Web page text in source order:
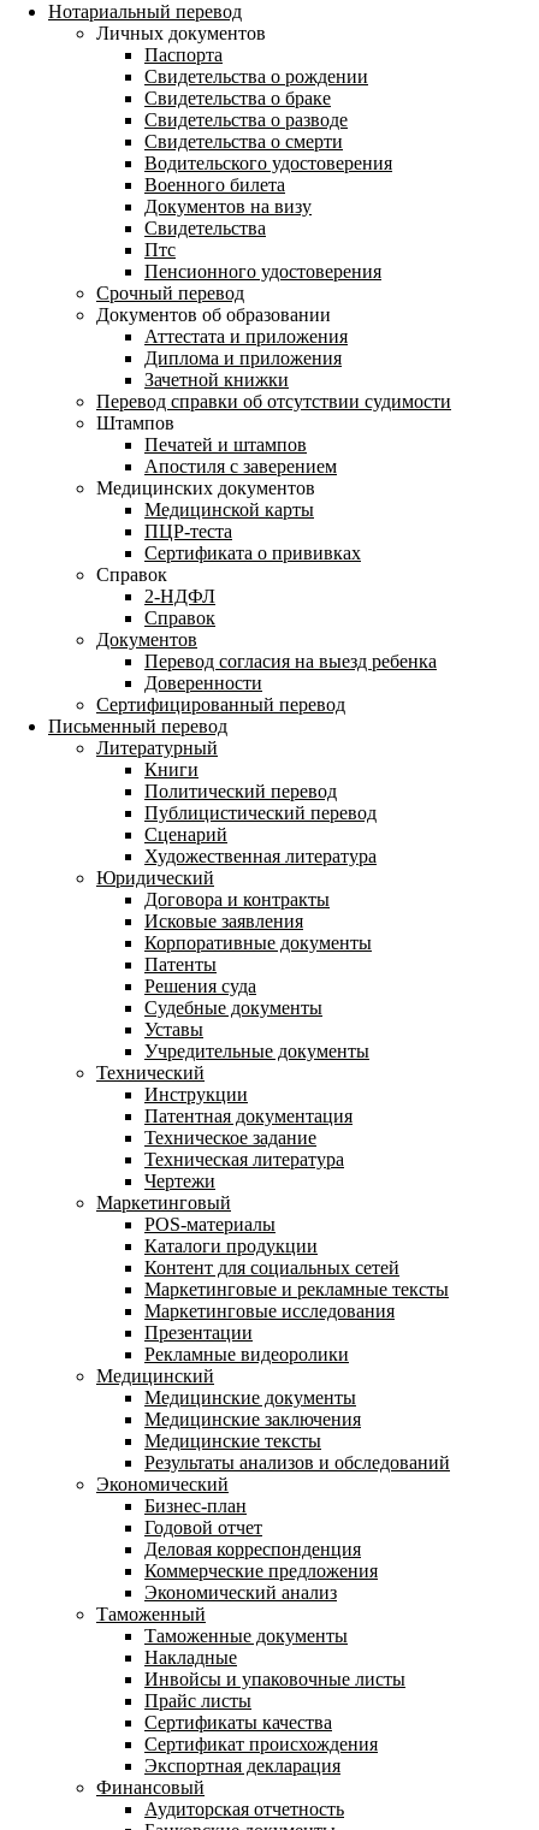
Нотариальный перевод
Личных документов
Паспорта
Свидетельства о рождении
Свидетельства о браке
Свидетельства о разводе
Свидетельства о смерти
Водительского удостоверения
Военного билета
Документов на визу
Свидетельства
Птс
Пенсионного удостоверения
Срочный перевод
Документов об образовании
Аттестата и приложения
Диплома и приложения
Зачетной книжки
Перевод справки об отсутствии судимости
Штампов
Печатей и штампов
Апостиля с заверением
Медицинских документов
Медицинской карты
ПЦР-теста
Сертификата о прививках
Справок
2-НДФЛ
Справок
Документов
Перевод согласия на выезд ребенка
Доверенности
Сертифицированный перевод
Письменный перевод
Литературный
Книги
Политический перевод
Публицистический перевод
Сценарий
Художественная литература
Юридический
Договора и контракты
Исковые заявления
Корпоративные документы
Патенты
Решения суда
Судебные документы
Уставы
Учредительные документы
Технический
Инструкции
Патентная документация
Техническое задание
Техническая литература
Чертежи
Маркетинговый
POS-материалы
Каталоги продукции
Контент для социальных сетей
Маркетинговые и рекламные тексты
Маркетинговые исследования
Презентации
Рекламные видеоролики
Медицинский
Медицинские документы
Медицинские заключения
Медицинские тексты
Результаты анализов и обследований
Экономический
Бизнес-план
Годовой отчет
Деловая корреспонденция
Коммерческие предложения
Экономический анализ
Таможенный
Таможенные документы
Накладные
Инвойсы и упаковочные листы
Прайс листы
Сертификаты качества
Сертификат происхождения
Экспортная декларация
Финансовый
Аудиторская отчетность